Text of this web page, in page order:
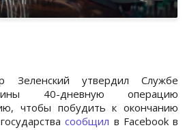
Зеленский утвердил Службе
40-дневную операцию
чтобы побудить к окончанию
сообщил в Facebook в